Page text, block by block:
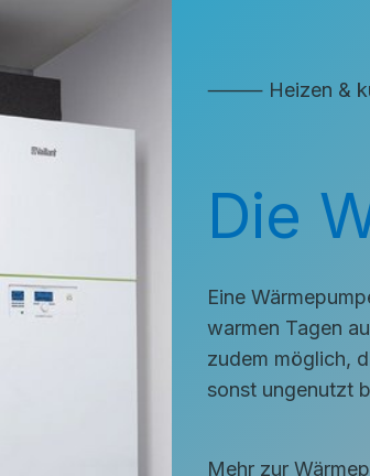
⸻ Heizen &
Die
Eine
warmen Tagen
zudem möglich,
sonst ungenutzt
Mehr zur